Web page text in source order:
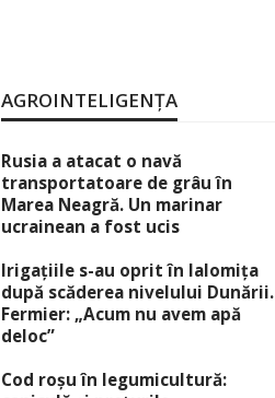
AGROINTELIGENȚA
Rusia a atacat o navă
transportatoare de grâu în
Marea Neagră. Un marinar
ucrainean a fost ucis
Irigațiile s-au oprit în Ialomița
după scăderea nivelului Dunării.
Fermier: „Acum nu avem apă
deloc”
Cod roșu în legumicultură: